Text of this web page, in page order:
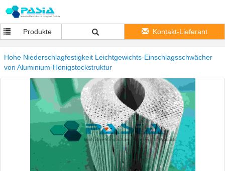
Produkte Kontakt-Lieferant
Hohe Niederschlagfestigkeit Leichtgewichts-Einschlagsschwächer
von Aluminium-Honigstockstruktur